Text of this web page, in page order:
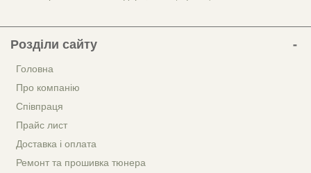
Розділи сайту
Головна
Про компанію
Співпраця
Прайс лист
Доставка і оплата
Ремонт та прошивка тюнера